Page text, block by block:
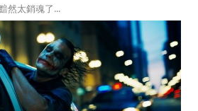
然太銷魂了...